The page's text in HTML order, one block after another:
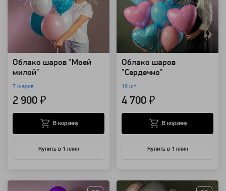
Облако шаров "Моей
милой"
7 шаров
2 900 ₽
Купить в 1 клик
В корзину
Облако шаров
"Сердечно"
19 шт
4 700 ₽
Купить в 1 клик
В корзину